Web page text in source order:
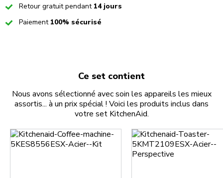
CheckedRetour gratuit pendant 14 jours
CheckedPaiement 100% sécurisé
Ce set contient
Nous avons sélectionné avec soin les appareils les mieux
assortis... à un prix spécial ! Voici les produits inclus dans
votre set KitchenAid.